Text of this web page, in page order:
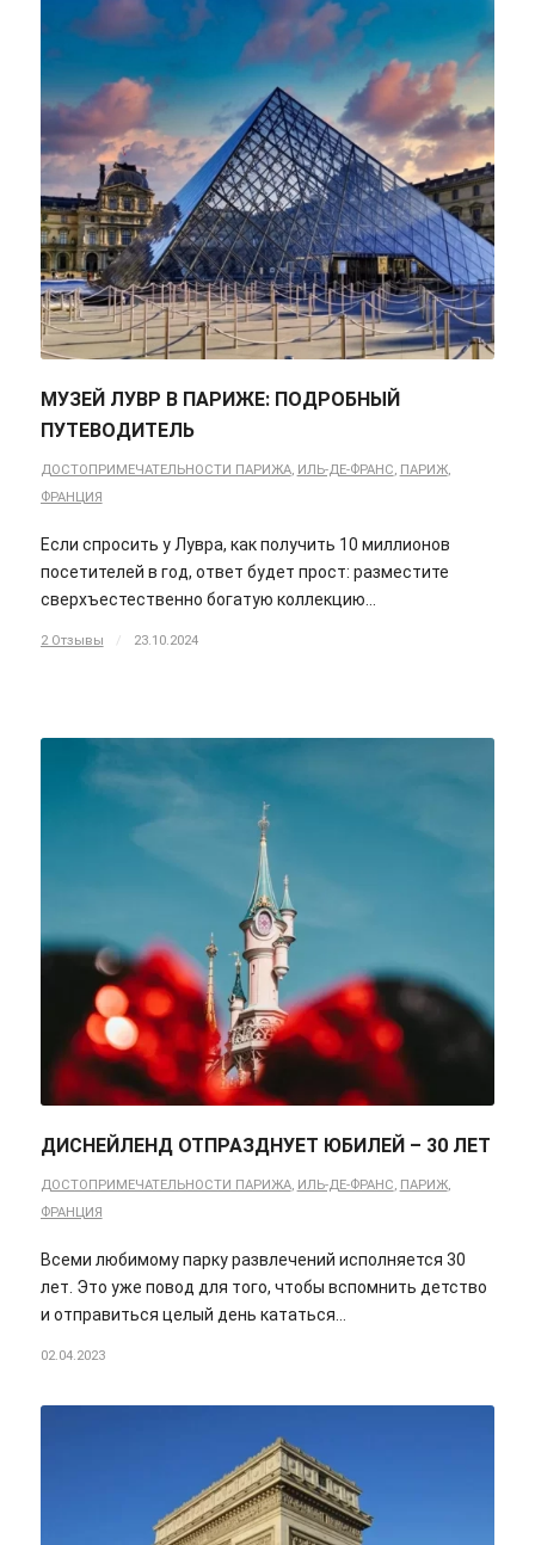
МУЗЕЙ ЛУВР В ПАРИЖЕ: ПОДРОБНЫЙ
ПУТЕВОДИТЕЛЬ
ДОСТОПРИМЕЧАТЕЛЬНОСТИ ПАРИЖА, ИЛЬ-ДЕ-ФРАНС, ПАРИЖ,
ФРАНЦИЯ
Если спросить у Лувра, как получить 10 миллионов
посетителей в год, ответ будет прост: разместите
сверхъестественно богатую коллекцию…
2 Отзывы / 23.10.2024
ДИСНЕЙЛЕНД ОТПРАЗДНУЕТ ЮБИЛЕЙ – 30 ЛЕТ
ДОСТОПРИМЕЧАТЕЛЬНОСТИ ПАРИЖА, ИЛЬ-ДЕ-ФРАНС ПАРИЖ,
ФРАНЦИЯ
Всеми любимому парку развлечений исполняется 30
лет. Это уже повод для того, чтобы вспомнить детство
и отправиться целый день кататься…
02.04.2023